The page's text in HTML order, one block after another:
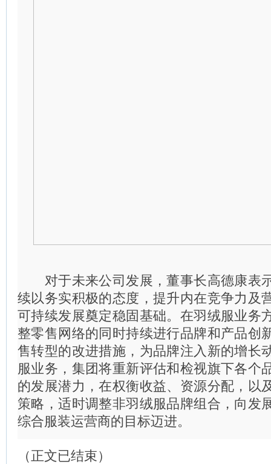
对于未来公司发展，董事长高德康表
续以务实积极的态度，提升内在竞争力及
可持续发展奠定稳固基础。在羽绒服业务
整零售网络的同时持续进行品牌和产品创
售转型的改进措施，为品牌注入新的增长
服业务，集团将重新评估和检视旗下各个
的发展潜力，在权衡收益、资源分配，以
策略，适时调整非羽绒服品牌组合，向发
综合服装运营商的目标迈进。
（正文已结束）